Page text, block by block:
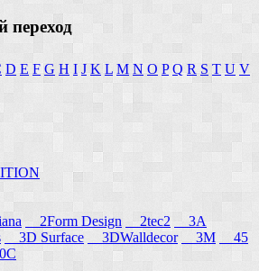
переход
D E F G H I J K L M N O P Q R S T U V
2Form Design 2tec2
3A
3D Surface 3DWalldecor 3M
45